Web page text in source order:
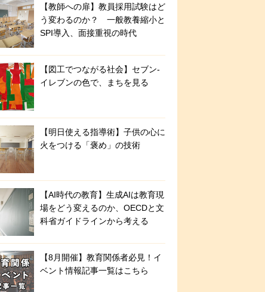
【教師への扉】教員採用試験はど
う変わるのか？ 一般教養縮小と
SPI導入、面接重視の時代
【図工でつながる社会】セブン‐
イレブンの色で、まちを見る
【明日使える指導術】子供の心に
火をつける「褒め」の技術
【AI時代の教育】生成AIは教育現
場をどう変えるのか、OECDと文
科省ガイドラインから考える
【8月開催】教育関係者必見！イ
ベント情報記事一覧はこちら